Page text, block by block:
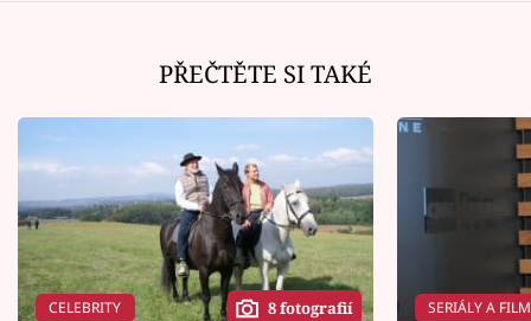
PŘEČTĚTE SI TAKÉ
CELEBRITY 8 fotografií SERIÁLY A